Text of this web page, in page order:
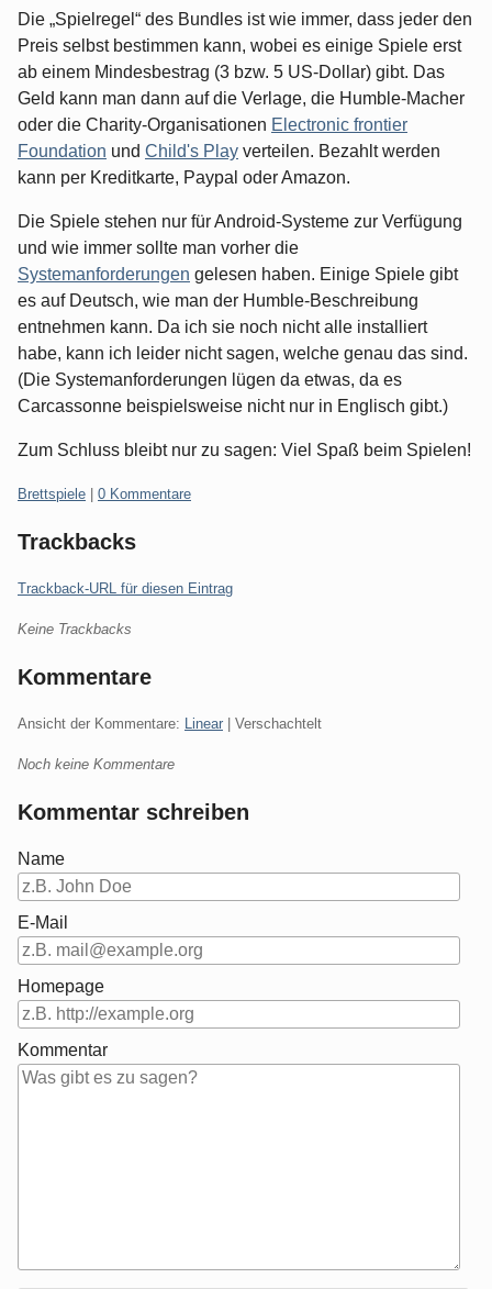
Die „Spielregel“ des Bundles ist wie immer, dass jeder den
Preis selbst bestimmen kann, wobei es einige Spiele erst
ab einem Mindesbestrag (3 bzw. 5 US-Dollar) gibt. Das
Geld kann man dann auf die Verlage, die Humble-Macher
oder die Charity-Organisationen Electronic frontier
Foundation und Child's Play verteilen. Bezahlt werden
kann per Kreditkarte, Paypal oder Amazon.
Die Spiele stehen nur für Android-Systeme zur Verfügung
und wie immer sollte man vorher die
Systemanforderungen gelesen haben. Einige Spiele gibt
es auf Deutsch, wie man der Humble-Beschreibung
entnehmen kann. Da ich sie noch nicht alle installiert
habe, kann ich leider nicht sagen, welche genau das sind.
(Die Systemanforderungen lügen da etwas, da es
Carcassonne beispielsweise nicht nur in Englisch gibt.)
Zum Schluss bleibt nur zu sagen: Viel Spaß beim Spielen!
Kategorien:
Brettspiele 0 Kommentare
Trackbacks
Trackback-URL für diesen Eintrag
Keine Trackbacks
Kommentare
Ansicht der Kommentare: Linear | Verschachtelt
Noch keine Kommentare
Kommentar schreiben
Name
E-Mail
Homepage
Kommentar